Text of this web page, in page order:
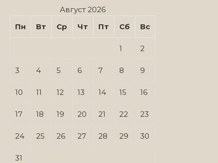
Август 2026
Пн
Вт Ср Чт Пт Сб Вс
1 2
3 4 5 6 7 8 9
10 11 12 13 14 15 16
17 18 19 20 21 22 23
24 25 26 27 28 29 30
31